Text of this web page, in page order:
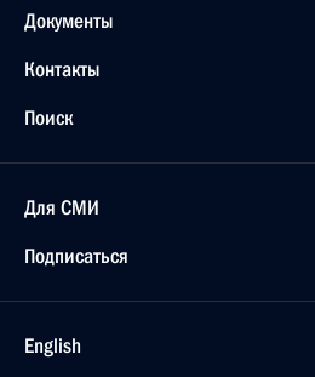
Документы
Контакты
Поиск
Для СМИ
Подписаться
English